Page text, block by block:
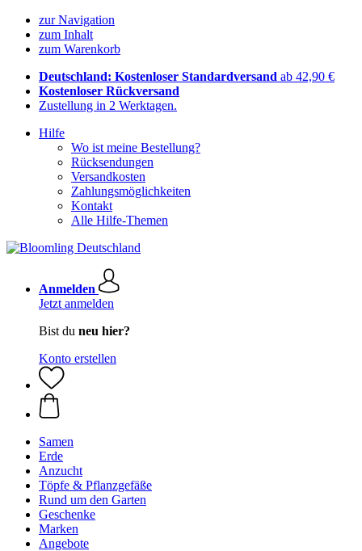
zur Navigation
zum Inhalt
zum Warenkorb
Deutschland: Kostenloser Standardversand ab 42,90 €
Kostenloser Rückversand
Zustellung in 2 Werktagen.
Hilfe
Wo ist meine Bestellung?
Rücksendungen
Versandkosten
Zahlungsmöglichkeiten
Kontakt
Alle Hilfe-Themen
Anmelden
Jetzt anmelden
Bist du neu hier?
Konto erstellen
Samen
Erde
Anzucht
Töpfe & Pflanzgefäße
Rund um den Garten
Geschenke
Marken
Angebote